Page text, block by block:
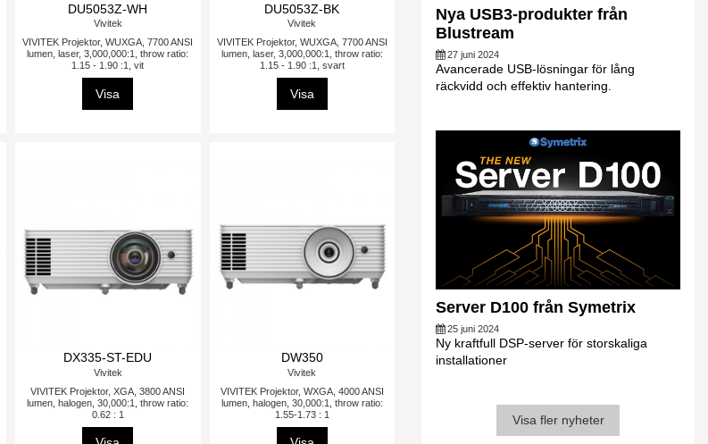
DU5053Z-WH
Vivitek
VIVITEK Projektor, WUXGA, 7700 ANSI
lumen, laser, 3,000,000:1, throw ratio:
1.15 - 1.90 :1, vit
Visa
DU5053Z-BK
Vivitek
VIVITEK Projektor, WUXGA, 7700 ANSI
lumen, laser, 3,000,000:1, throw ratio:
1.15 - 1.90 :1, svart
Visa
DX335-ST-EDU
Vivitek
VIVITEK Projektor, XGA, 3800 ANSI
lumen, halogen, 30,000:1, throw ratio:
0.62 : 1
DW350
Vivitek
VIVITEK Projektor, WXGA, 4000 ANSI
lumen, halogen, 30,000:1, throw ratio:
1.55-1.73 : 1
Nya USB3-produkter från
Blustream
27 juni 2024
Avancerade USB-lösningar för lång
räckvidd och effektiv hantering.
Server D100 från Symetrix
25 juni 2024
Ny kraftfull DSP-server för storskaliga
installationer
Visa fler nyheter